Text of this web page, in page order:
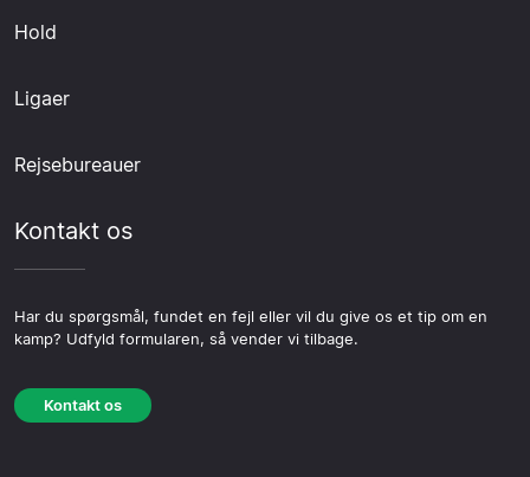
Hold
Ligaer
Rejsebureauer
Kontakt os
Har du spørgsmål, fundet en fejl eller vil du give os et tip om en
kamp? Udfyld formularen, så vender vi tilbage.
Kontakt os